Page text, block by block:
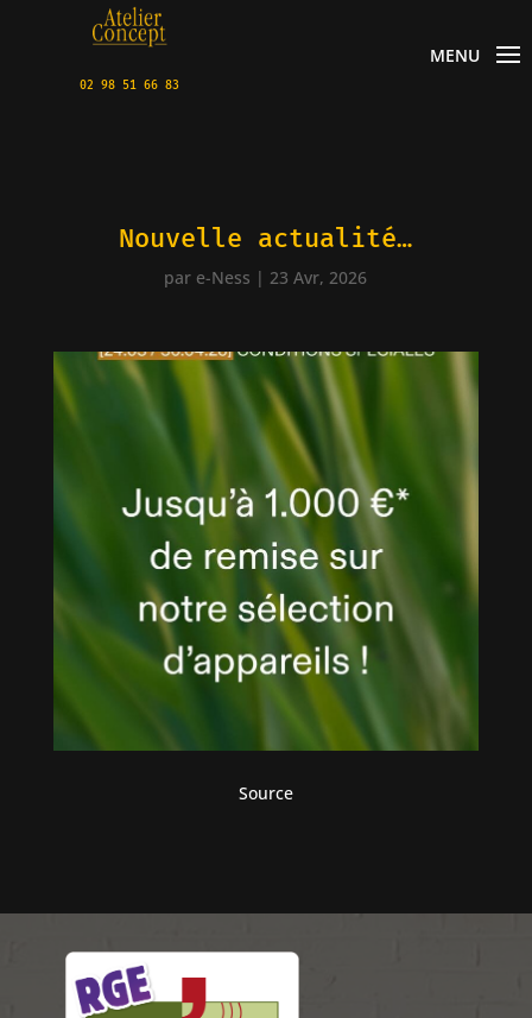
02 98 51 66 83
MENU
Nouvelle actualité…
par e-Ness |23 Avr, 2026
Source